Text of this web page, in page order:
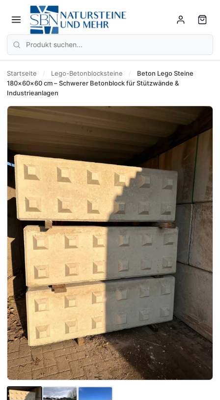
Startseite / Lego-Betonblocksteine /
Beton Lego Steine
180×60×60 cm – Schwerer Betonblock für Stützwände &
Industrieanlagen